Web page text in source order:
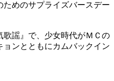
めのサプライズバースデー
歌謡』で、少女時代がＭＣの
ンとともにカムバックイン